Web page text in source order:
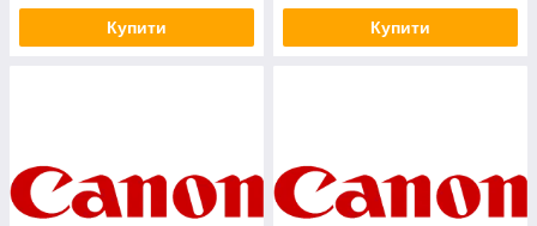
Купити Купити